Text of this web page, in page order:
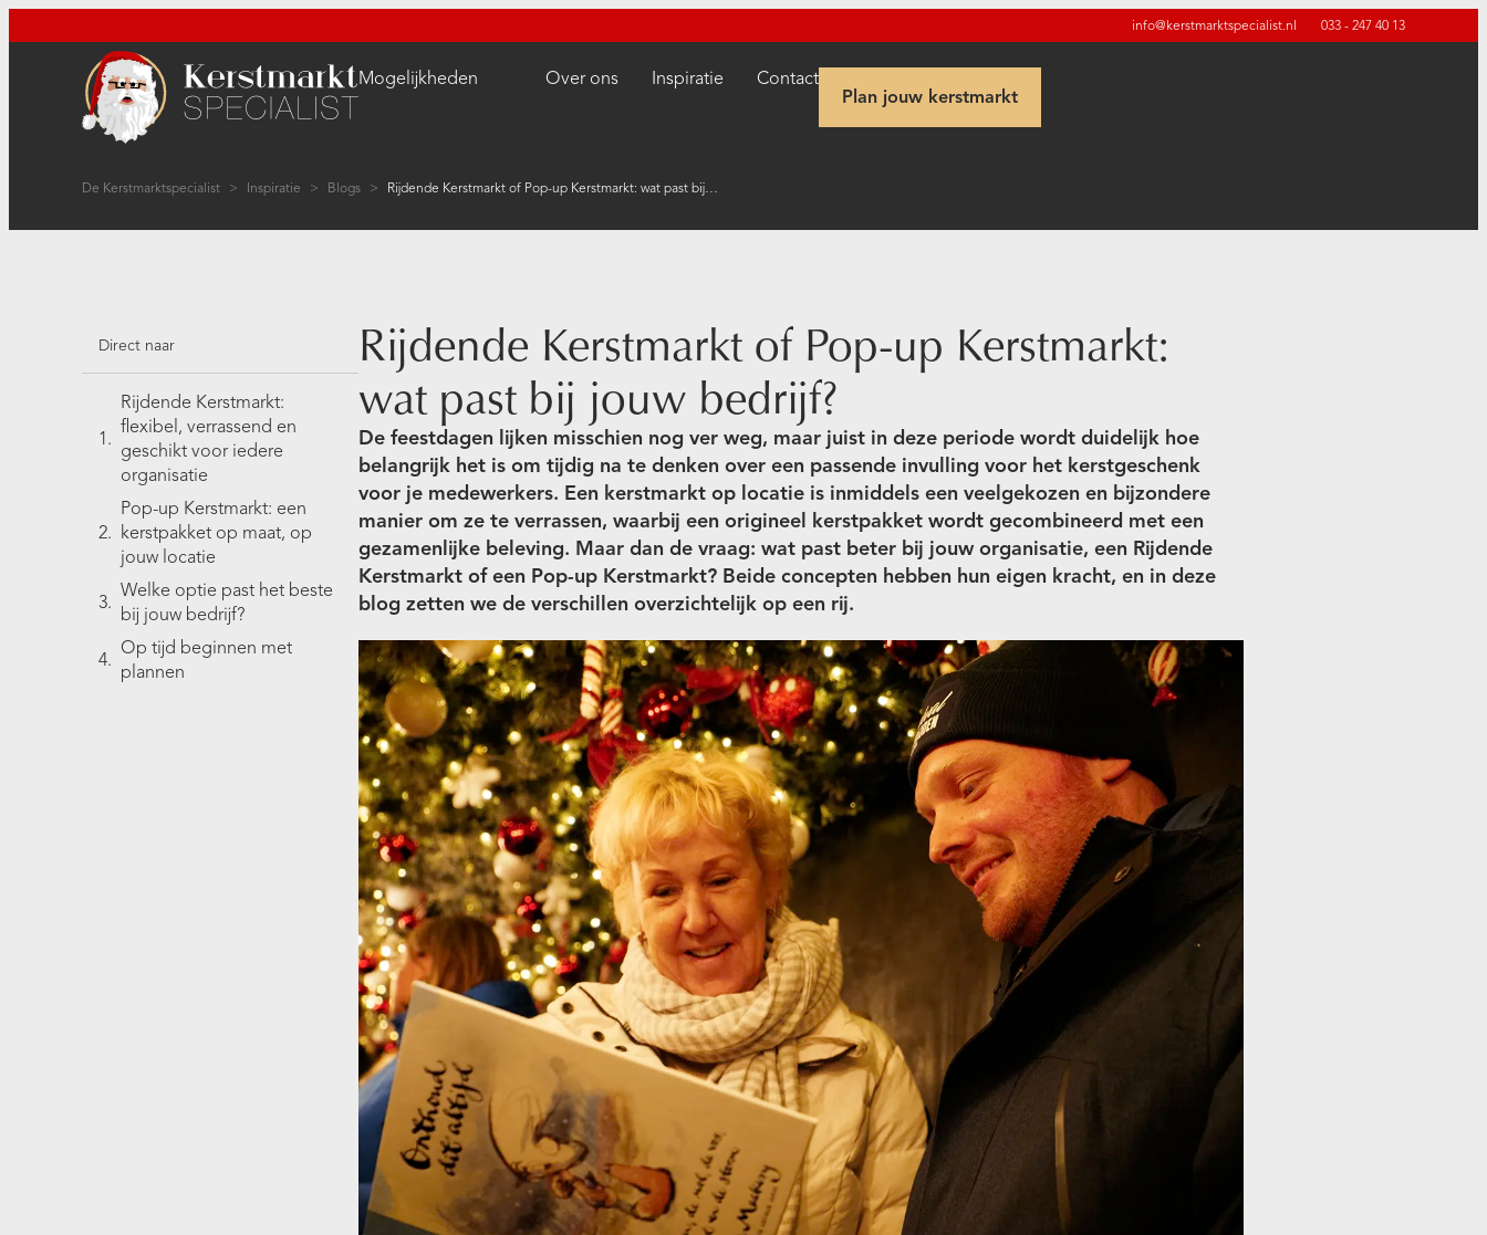
info@kerstmarktspecialist.nl 033 - 247 40 13
Mogelijkheden Over ons Inspiratie
Contact
Plan jouw kerstmarkt
De Kerstmarktspecialist > Inspiratie > Blogs > Rijdende Kerstmarkt of Pop-up Kerstmarkt: wat past bij jouw bedrijf?
Direct naar
Rijdende Kerstmarkt:
flexibel, verrassend en
geschikt voor iedere
organisatie
Pop-up Kerstmarkt: een
kerstpakket op maat, op
jouw locatie
Welke optie past het beste
bij jouw bedrijf?
Op tijd beginnen met
plannen
Rijdende Kerstmarkt of Pop-up Kerstmarkt:
wat past bij jouw bedrijf?
De feestdagen lijken misschien nog ver weg, maar juist in deze periode wordt duidelijk hoe
belangrijk het is om tijdig na te denken over een passende invulling voor het kerstgeschenk
voor je medewerkers. Een kerstmarkt op locatie is inmiddels een veelgekozen en bijzondere
manier om ze te verrassen, waarbij een origineel kerstpakket wordt gecombineerd met een
gezamenlijke beleving. Maar dan de vraag: wat past beter bij jouw organisatie, een Rijdende
Kerstmarkt of een Pop-up Kerstmarkt? Beide concepten hebben hun eigen kracht, en in deze
blog zetten we de verschillen overzichtelijk op een rij.